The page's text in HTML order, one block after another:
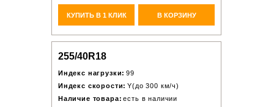
КУПИТЬ В 1 КЛИК В КОРЗИНУ
255/40R18
Индекс нагрузки: 99
Индекс скорости: Y(до 300 км/ч)
Наличие товара: есть в наличии